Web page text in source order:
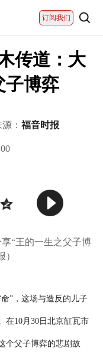
订阅我们
传道：大
子博弈
： 福音时报
“王的一生之父子博
”，这场与造反的儿子
在10月 30日北京缸瓦市
个父子博弈的悲剧故